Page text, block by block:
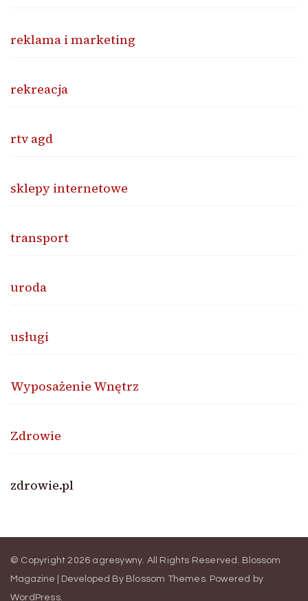
reklama i marketing
rekreacja
rtv agd
sklepy internetowe
transport
uroda
usługi
Wyposażenie Wnętrz
Zdrowie
zdrowie.pl
© Copyright 2026 agresywny. All Rights Reserved. Blossom
Magazine | Developed By Blossom Themes. Powered by
WordPress.